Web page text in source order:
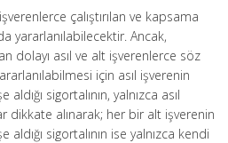
çalıştırılan ve kapsama
yararlanılabilecektir. Ancak,
dolayı asıl ve alt işverenlerce söz
için asıl işverenin
sigortalının, yalnızca asıl
dikkate alınarak; her bir alt işverenin
sigortalının ise yalnızca kendi